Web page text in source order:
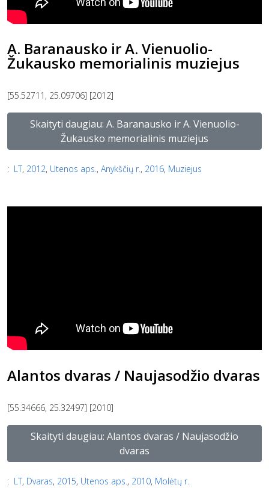
A. Baranausko ir A. Vienuolio-
Žukausko memorialinis muziejus
[55.52711, 25.09706] [2012]
Skaityti daugiau: A. Baranausko ir A. Vienuolio-
Žukausko memorialinis muziejus
: LT, 2012, Utenos aps., Anykščių r., 2016, Muziejus
Alantos dvaras / Naujasodžio dvaras
[55.34666, 25.32497] [2010]
Skaityti daugiau: Alantos dvaras / Naujasodžio
dvaras
: LT, Dvaras, 2015, Utenos aps. , 2010, Molėtų r.